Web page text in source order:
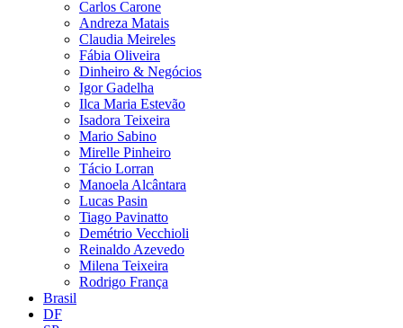
Carlos Carone
Andreza Matais
Claudia Meireles
Fábia Oliveira
Dinheiro & Negócios
Igor Gadelha
Ilca Maria Estevão
Isadora Teixeira
Mario Sabino
Mirelle Pinheiro
Tácio Lorran
Manoela Alcântara
Lucas Pasin
Tiago Pavinatto
Demétrio Vecchioli
Reinaldo Azevedo
Milena Teixeira
Rodrigo França
Brasil
DF